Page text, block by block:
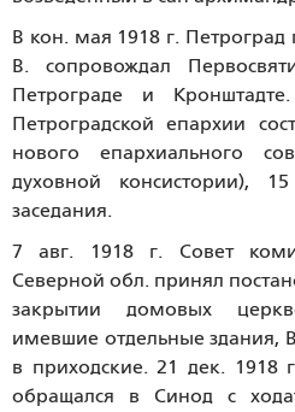
В кон. мая 1918 г. Петроград
В. сопровождал
Петрограде и
Петроградской епархии
нового епархиального
духовной консистории),
заседания.
7 авг. 1918 г. Совет
Северной обл. принял
закрытии домовых
имевшие отдельные здания,
в приходские. 21 дек. 1918
обращался в Синод с